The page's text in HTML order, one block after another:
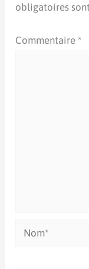
obligatoires
Commentaire *
Nom*